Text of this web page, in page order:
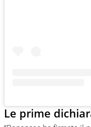
Le prime